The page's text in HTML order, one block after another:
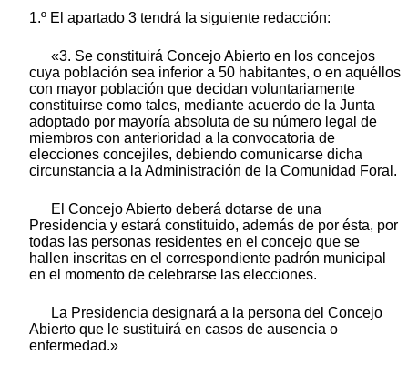
1.º El apartado 3 tendrá la siguiente redacción:
«3. Se constituirá Concejo Abierto en los concejos
cuya población sea inferior a 50 habitantes, o en aquéllos
con mayor población que decidan voluntariamente
constituirse como tales, mediante acuerdo de la Junta
adoptado por mayoría absoluta de su número legal de
miembros con anterioridad a la convocatoria de
elecciones concejiles, debiendo comunicarse dicha
circunstancia a la Administración de la Comunidad Foral.
El Concejo Abierto deberá dotarse de una
Presidencia y estará constituido, además de por ésta, por
todas las personas residentes en el concejo que se
hallen inscritas en el correspondiente padrón municipal
en el momento de celebrarse las elecciones.
La Presidencia designará a la persona del Concejo
Abierto que le sustituirá en casos de ausencia o
enfermedad.»